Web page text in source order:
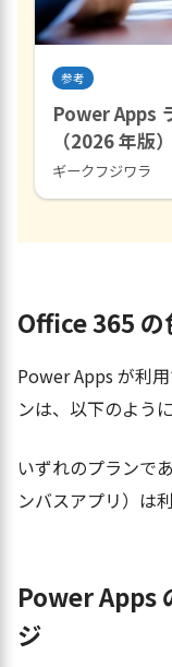
参考
Power Apps
（2026 年版）
ギークフジワラ
Office 365 の
Power Apps が利
ンは、以下のよう
いずれのプランで
ンバスアプリ）は
Power Apps
ジ